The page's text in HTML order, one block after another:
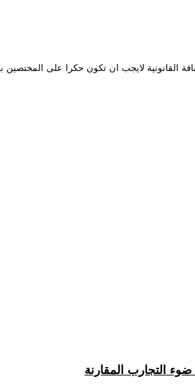
القانونية لايجب ان تكون حكرا على